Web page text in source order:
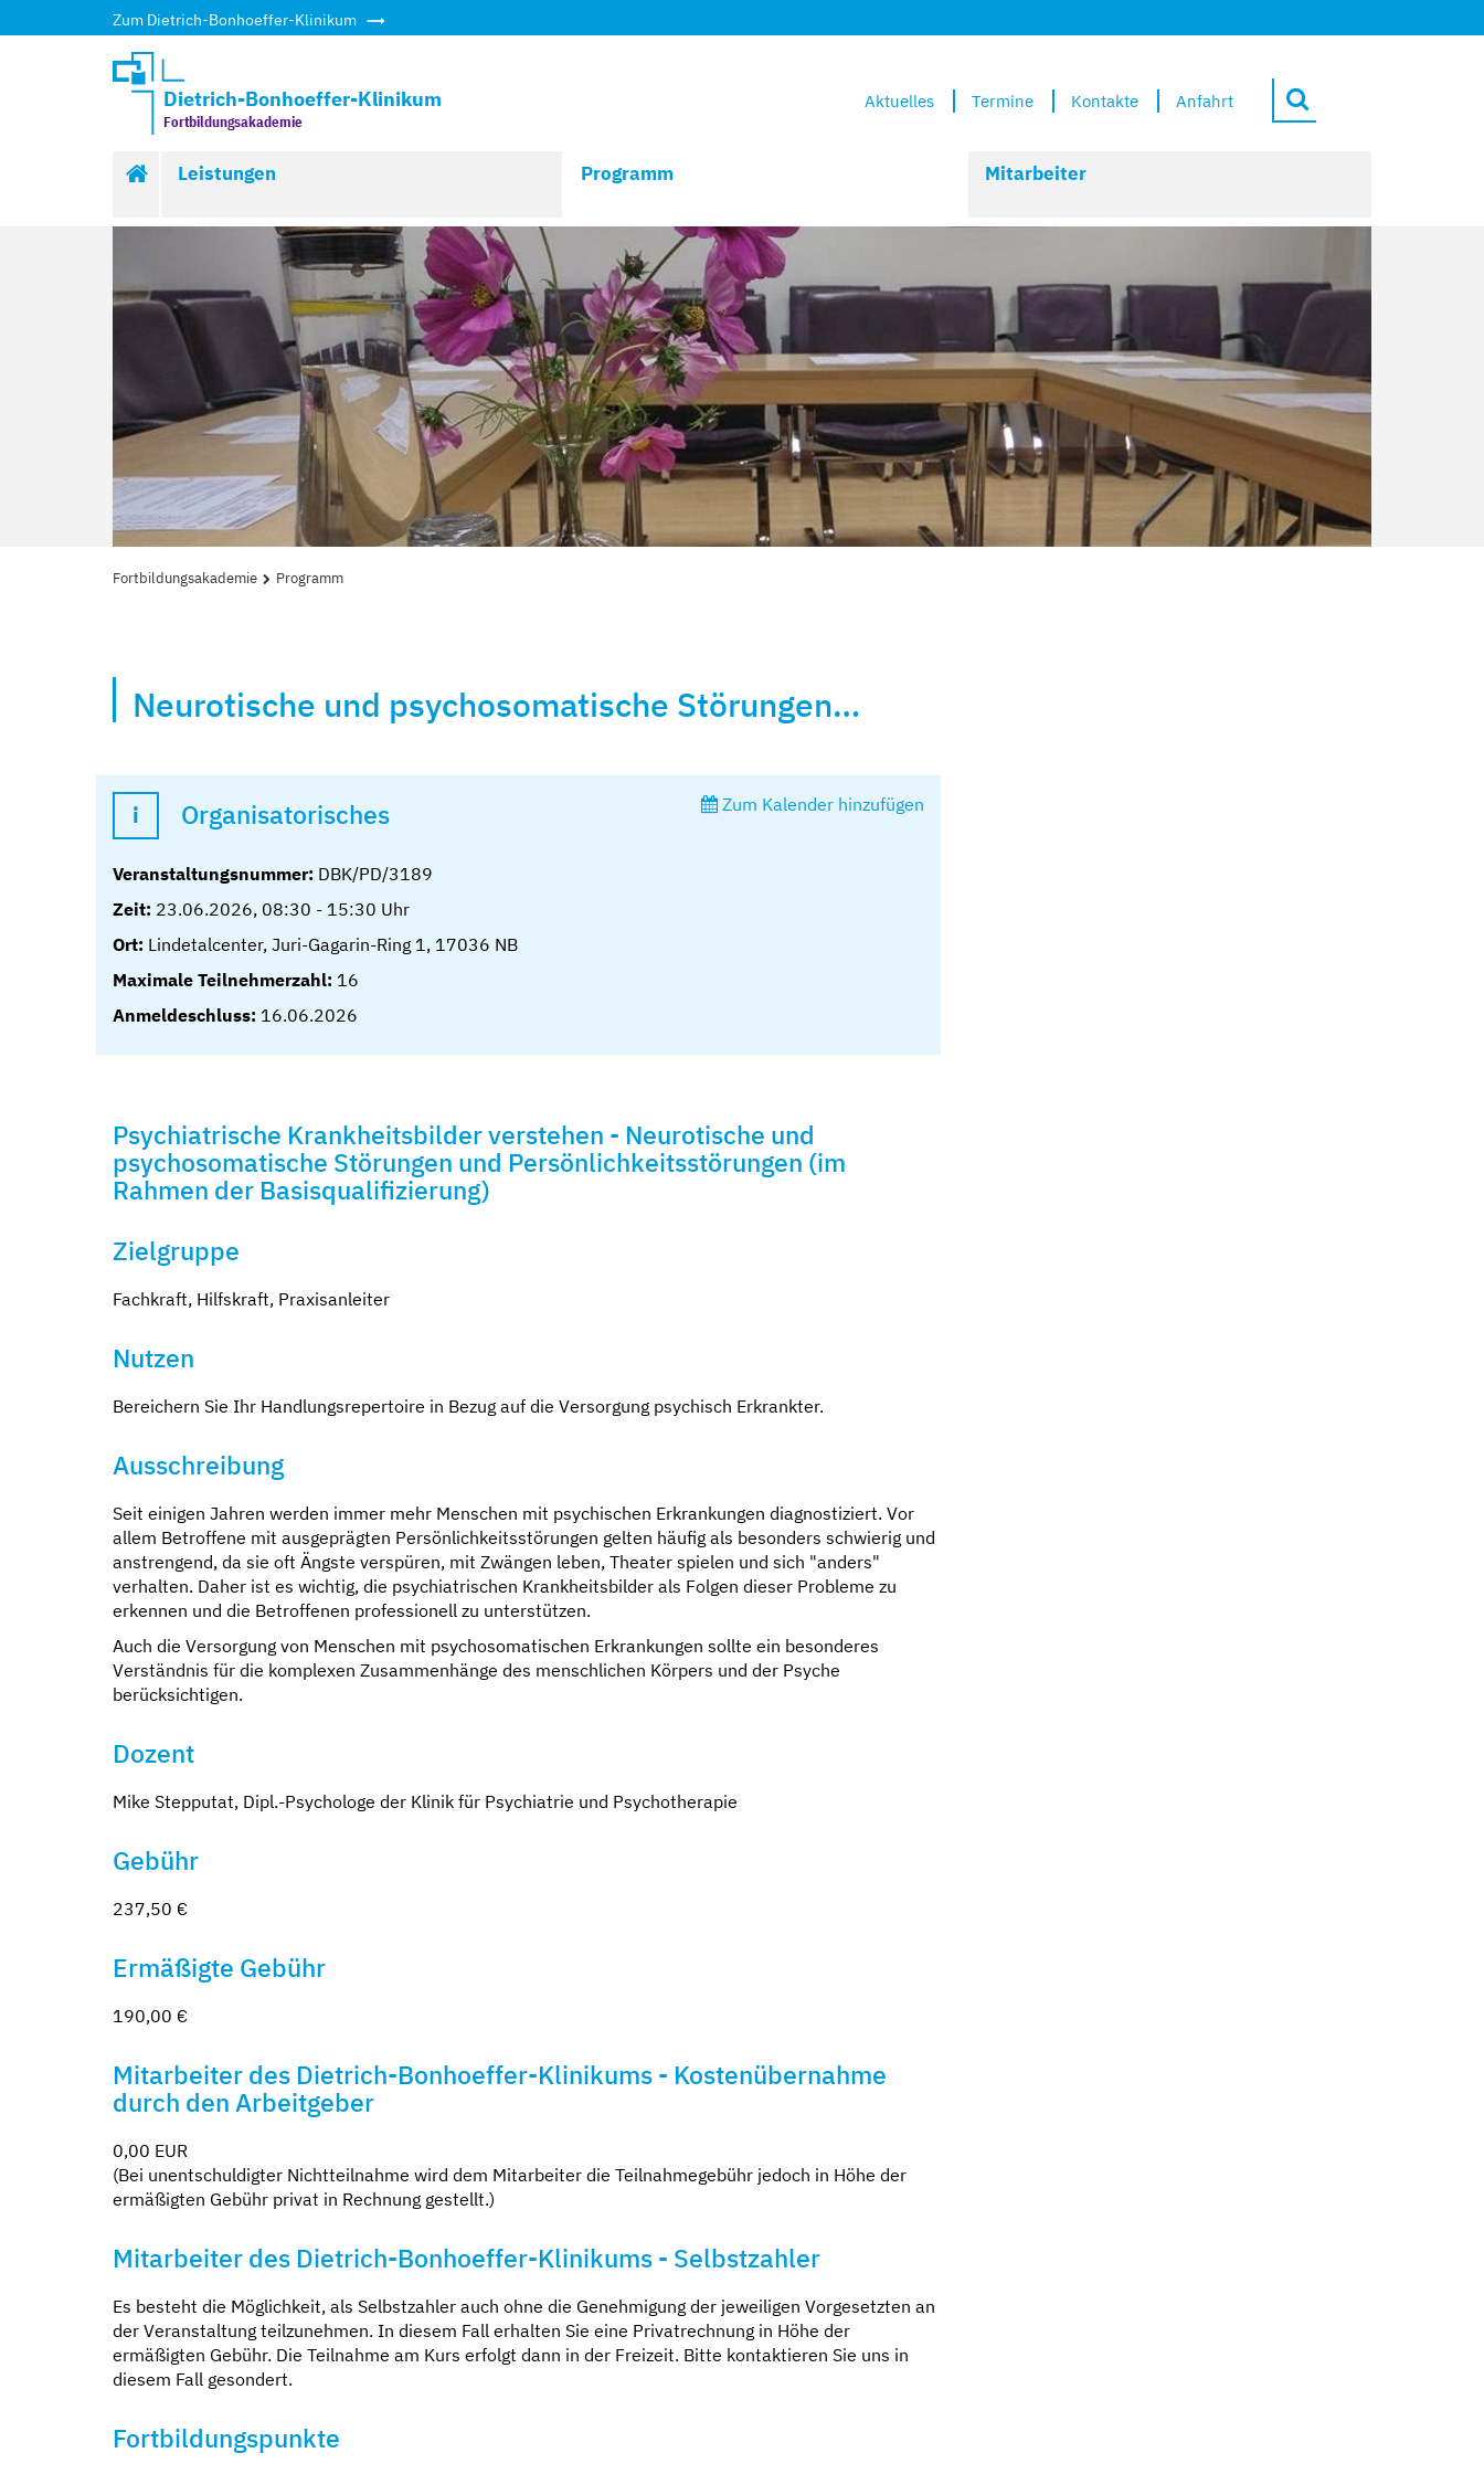
Zum Dietrich-Bonhoeffer-Klinikum
Dietrich-Bonhoeffer-Klinikum
Fortbildungsakademie
Aktuelles Termine Kontakte Anfahrt
Start
Leistungen Programm Mitarbeiter
Fortbildungsakademie Programm
Neurotische und psychosomatische Störungen…
Zum Kalender hinzufügen
Organisatorisches
Veranstaltungsnummer: DBK/PD/3189
Zeit: 23.06.2026, 08:30 - 15:30 Uhr
Ort: Lindetalcenter, Juri-Gagarin-Ring 1, 17036 NB
Maximale Teilnehmerzahl: 16
Anmeldeschluss: 16.06.2026
Psychiatrische Krankheitsbilder verstehen - Neurotische und
psychosomatische Störungen und Persönlichkeitsstörungen (im
Rahmen der Basisqualifizierung)
Zielgruppe
Fachkraft, Hilfskraft, Praxisanleiter
Nutzen
Bereichern Sie Ihr Handlungsrepertoire in Bezug auf die Versorgung psychisch Erkrankter.
Ausschreibung
Seit einigen Jahren werden immer mehr Menschen mit psychischen Erkrankungen diagnostiziert. Vor
allem Betroffene mit ausgeprägten Persönlichkeitsstörungen gelten häufig als besonders schwierig und
anstrengend, da sie oft Ängste verspüren, mit Zwängen leben, Theater spielen und sich "anders"
verhalten. Daher ist es wichtig, die psychiatrischen Krankheitsbilder als Folgen dieser Probleme zu
erkennen und die Betroffenen professionell zu unterstützen.
Auch die Versorgung von Menschen mit psychosomatischen Erkrankungen sollte ein besonderes
Verständnis für die komplexen Zusammenhänge des menschlichen Körpers und der Psyche
berücksichtigen.
Dozent
Mike Stepputat, Dipl.-Psychologe der Klinik für Psychiatrie und Psychotherapie
Gebühr
237,50 €
Ermäßigte Gebühr
190,00 €
Mitarbeiter des Dietrich-Bonhoeffer-Klinikums - Kostenübernahme
durch den Arbeitgeber
0,00 EUR
(Bei unentschuldigter Nichtteilnahme wird dem Mitarbeiter die Teilnahmegebühr jedoch in Höhe der
ermäßigten Gebühr privat in Rechnung gestellt.)
Mitarbeiter des Dietrich-Bonhoeffer-Klinikums - Selbstzahler
Es besteht die Möglichkeit, als Selbstzahler auch ohne die Genehmigung der jeweiligen Vorgesetzten an
der Veranstaltung teilzunehmen. In diesem Fall erhalten Sie eine Privatrechnung in Höhe der
ermäßigten Gebühr. Die Teilnahme am Kurs erfolgt dann in der Freizeit. Bitte kontaktieren Sie uns in
diesem Fall gesondert.
Fortbildungspunkte